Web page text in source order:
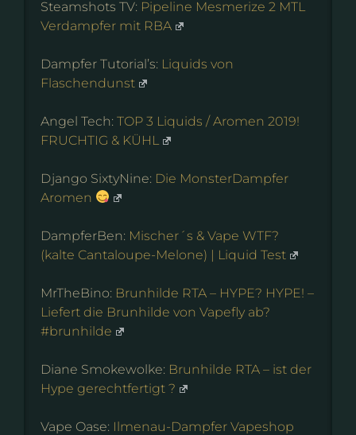
Steamshots TV: Pipeline Mesmerize 2 MTL
Verdampfer mit RBA
Dampfer Tutorial’s: Liquids von
Flaschendunst
Angel Tech: TOP 3 Liquids / Aromen 2019!
FRUCHTIG & KÜHL
Django SixtyNine: Die MonsterDampfer
Aromen
DampferBen: Mischer´s & Vape WTF?
(kalte Cantaloupe-Melone) | Liquid Test
MrTheBino: Brunhilde RTA – HYPE? HYPE! –
Liefert die Brunhilde von Vapefly ab?
#brunhilde
Diane Smokewolke: Brunhilde RTA – ist der
Hype gerechtfertigt ?
Vape Oase: Ilmenau-Dampfer Vapeshop